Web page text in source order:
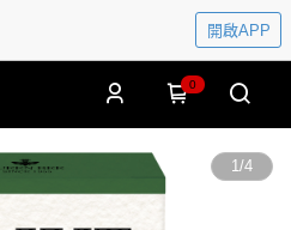
開啟APP
0
1/4